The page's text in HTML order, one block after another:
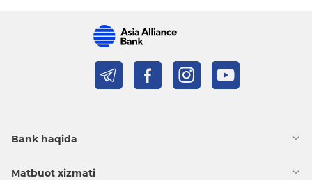
Bank haqida
Matbuot xizmati